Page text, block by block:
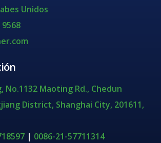
Unidos
9568
No.1132 Maoting Rd., Chedun
District, Shanghai City, 201611,
| 0086-21-57711314